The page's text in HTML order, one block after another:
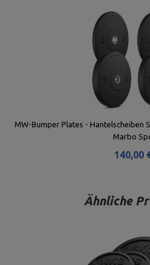
MW-Bumper Plates - Hantelscheiben
Marbo
140,00
Ähnliche